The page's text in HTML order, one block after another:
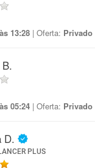
13:28 | Oferta: Privado
05:24 | Oferta: Privado
D.
PLUS